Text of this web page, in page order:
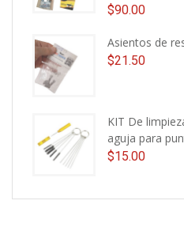
$90.00
Asientos de
$21.50
KIT De
aguja para
$15.00